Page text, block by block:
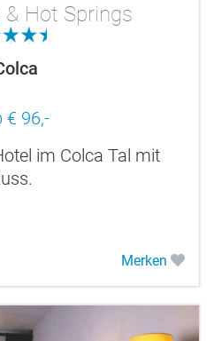
& Hot Springs
3.5
€ 96,-
im Colca Tal mit
Merken